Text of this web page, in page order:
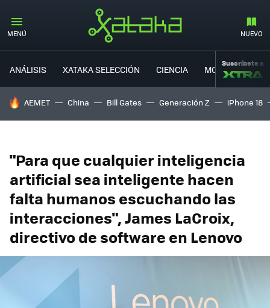
MENÚ NUEVO
ANÁLISIS XATAKA SELECCIÓN CIENCIA MOVILIDAD
Suscríbete a
HOY SE HABLA DE
AEMET China Bill Gates Generación Z iPhone 18
"Para que cualquier inteligencia
artificial sea inteligente hacen
falta humanos escuchando las
interacciones", James LaCroix,
directivo de software en Lenovo